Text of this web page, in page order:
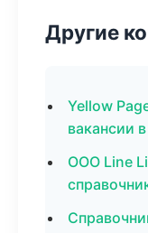
Другие
Yellow
вакансии
ООО Line